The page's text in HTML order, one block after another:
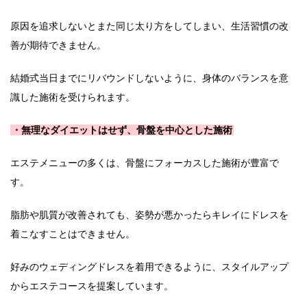
原因を追求しないとまた同じ太り方をしてしまい、生活習慣の改
善が期待できません。
結婚式当日までにリバウンドしないように、身体のバランスを意
識した施術を受けられます。
・無理なダイエットはせず、骨盤を中心とした施術
エステメニューの多くは、骨盤にフォーカスした施術が豊富で
す。
脂肪や肌質が改善されても、姿勢が悪かったらキレイにドレスを
着こなすことはできません。
好みのウェディングドレスを着用できるように、スタイルアップ
からエステコースを提案しています。